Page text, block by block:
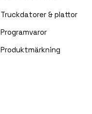
Truckdatorer & plattor
Programvaror
Produktmärkning